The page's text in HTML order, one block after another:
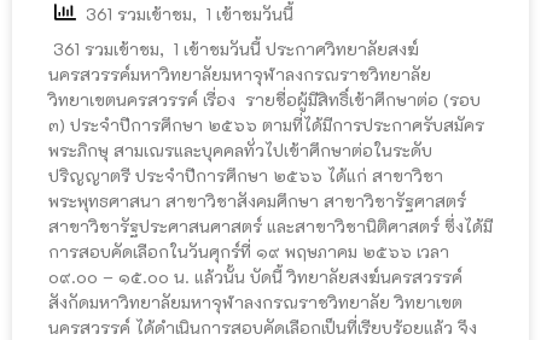
361 รวมเข้าชม, 1 เข้าชมวันนี้
361 รวมเข้าชม, 1 เข้าชมวันนี้ ประกาศวิทยาลัยสงฆ์
นครสวรรค์มหาวิทยาลัยมหาจุฬาลงกรณราชวิทยาลัย
วิทยาเขตนครสวรรค์ เรื่อง รายชื่อผู้มีสิทธิ์เข้าศึกษาต่อ (รอบ
๓) ประจำปีการศึกษา ๒๕๖๖ ตามที่ได้มีการประกาศรับสมัคร
พระภิกษุ สามเณรและบุคคลทั่วไปเข้าศึกษาต่อในระดับ
ปริญญาตรี ประจำปีการศึกษา ๒๕๖๖ ได้แก่ สาขาวิชา
พระพุทธศาสนา สาขาวิชาสังคมศึกษา สาขาวิชารัฐศาสตร์
สาขาวิชารัฐประศาสนศาสตร์ และสาขาวิชานิติศาสตร์ ซึ่งได้มี
การสอบคัดเลือกในวันศุกร์ที่ ๑๙ พฤษภาคม ๒๕๖๖ เวลา
๐๙.๐๐ – ๑๕.๐๐ น. แล้วนั้น บัดนี้ วิทยาลัยสงฆ์นครสวรรค์
สังกัดมหาวิทยาลัยมหาจุฬาลงกรณราชวิทยาลัย วิทยาเขต
นครสวรรค์ ได้ดำเนินการสอบคัดเลือกเป็นที่เรียบร้อยแล้ว จึง